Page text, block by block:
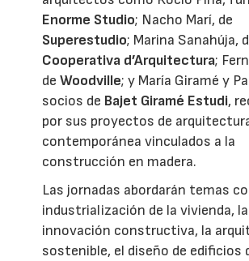
Enorme Studio; Nacho Marí, de
Superestudio; Marina Sanahúja,
Cooperativa d’Arquitectura;
deWoodville; y María Giramé y
socios de Bajet Giramé Estudi,
por sus proyectos de
contemporánea vinculados a la
construcción en madera.
Las jornadas abordarán temas
industrialización de la vivienda, la
innovación constructiva, la
sostenible, el diseño de edificios